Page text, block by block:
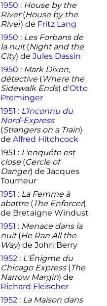
1950 : House by the
River(House by the
River) de Fritz Lang
1950 : Les Forbans de
la nuit(Night and the
City) de Jules Dassin
1950 : Mark Dixon,
détective(Where the
Sidewalk Ends) d'Otto
Preminger
1951 : L’Inconnu du
Nord-Express
(Strangers on a Train)
de Alfred Hitchcock
1951 : L'enquête est
close(Cercle of
Danger) de Jacques
Tourneur
1951 : La Femme à
abattre(The Enforcer)
de Bretaigne Windust
1951 : Menace dans la
nuit(He Ran All the
Way) de John Berry
1952 : L'Énigme du
Chicago Express(The
Narrow Margin) de
Richard Fleischer
1952 : La Maison dans